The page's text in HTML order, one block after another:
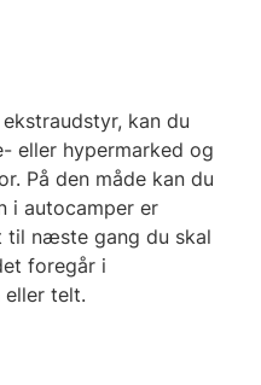
kan du
eller hypermarked og
På den måde kan du
i autocamper er
til næste gang du skal
foregår i
eller telt.